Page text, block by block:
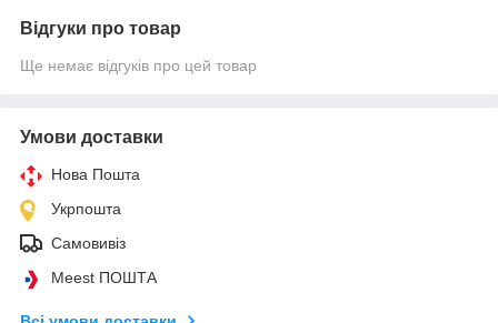
Відгуки про товар
Ще немає відгуків про цей товар
Умови доставки
Нова Пошта
Укрпошта
Самовивіз
Meest ПОШТА